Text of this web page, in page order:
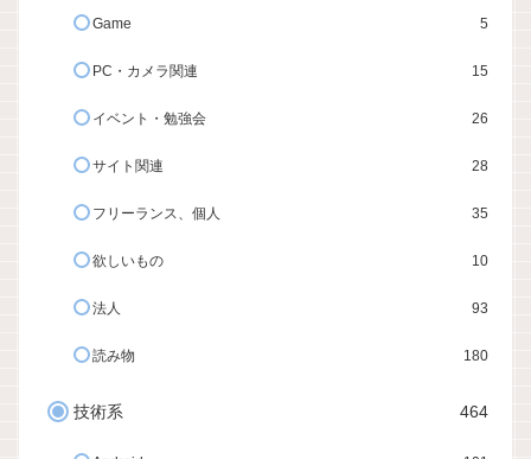
Game 5
PC・カメラ関連 15
イベント・勉強会 26
サイト関連 28
フリーランス、個人 35
欲しいもの 10
法人 93
読み物 180
技術系 464